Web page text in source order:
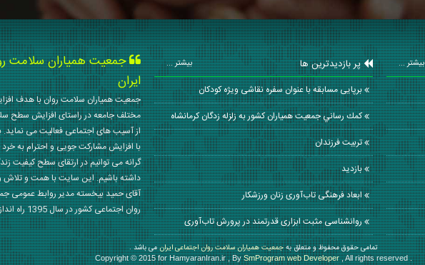
بیشتر ... پر بازدیدترین ها بیشتر ...
برپایی مسابقه با عنوان سفره نقاشی ویژه کودکان
كمك رساني جمعيت همياران كشور به زلزله زدگان كرمانشاه
تربيت فرزندان
بازدید
ابعاد فرهنگی تاب‌آوری زنان ورزشکار
روانشناسی مثبت ابزاری قدرتمند در پرورش تاب‌آوری
جمعیت همیاران سلامت
ایران
جمعیت همیاران سلامت روان با هدف
مختلف جامعه در راستای افزایش سطح
از آسیب های اجتماعی فعالیت می نماید.
با افزایش مشارکت جویی و احترام به
گرانه می توانیم در ارتقای سطح کیفیت
داشته باشیم. این سایت با همت و تلاش
آقای حمید بیخسته مدیر روابط عمومی
روان اجتماعی کشور در سال 1395 راه اندازی گردید.
تمامی حقوق محفوظ و متعلق بهجمعیت همیاران سلامت روان اجتماعی ایرانمی باشد .
Copyright © 2015 for HamyaranIran.ir , BySmProgram web Developer, All rights reserved .